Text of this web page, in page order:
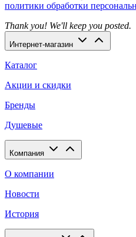
политики обработки
Thank you! We'll keep you posted.
Интернет-магазин
Каталог
Акции и скидки
Бренды
Душевые
Компания
О компании
Новости
История